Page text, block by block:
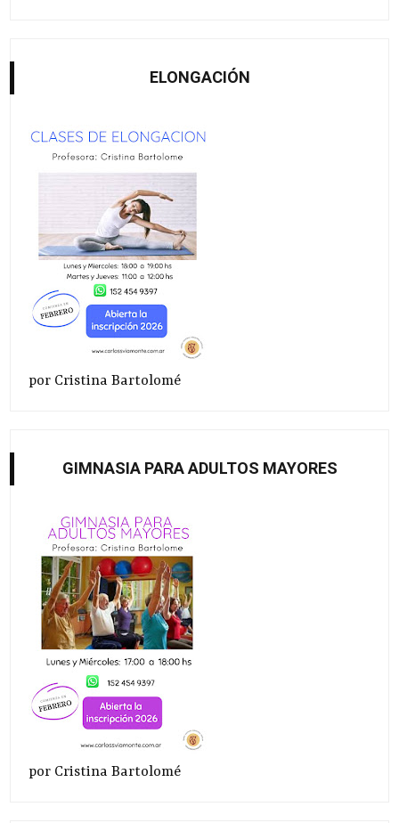
ELONGACIÓN
por Cristina Bartolomé
GIMNASIA PARA ADULTOS MAYORES
por Cristina Bartolomé